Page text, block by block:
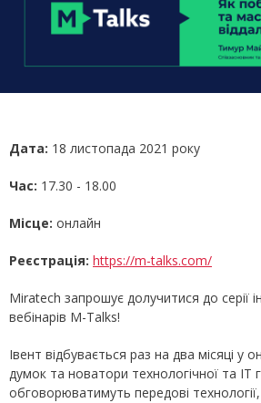
Дата: 18 листопада 2021 року
Час: 17.30 - 18.00
Місце: онлайн
Реєстрація: https://m-talks.com/
Miratech запрошує долучитися до серії
вебінарів M-Talks!
Івент відбувається раз на два місяці у
думок та новатори технологічної та IT
обговорюватимуть передові технології,